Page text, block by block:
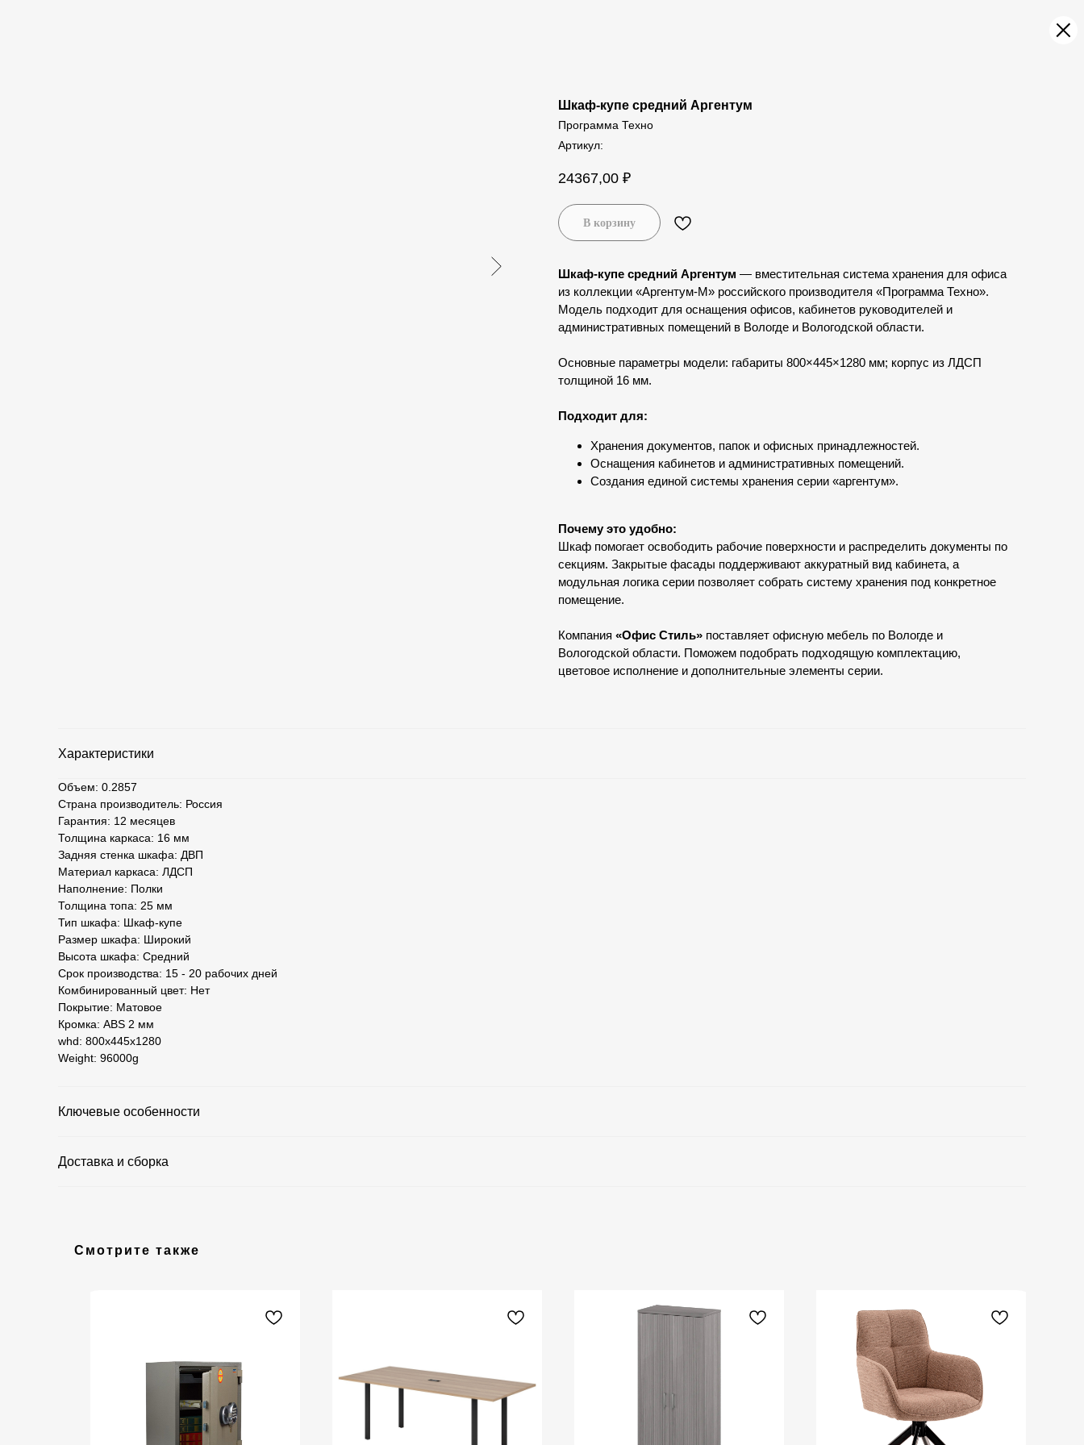
Шкаф-купе средний Аргентум
Программа Техно
Артикул:
24367,00 ₽
В корзину
Шкаф-купе средний Аргентум — вместительная система хранения для офиса
из коллекции «Аргентум-М» российского производителя «Программа Техно».
Модель подходит для оснащения офисов, кабинетов руководителей и
административных помещений в Вологде и Вологодской области.
Основные параметры модели: габариты 800×445×1280 мм; корпус из ЛДСП
толщиной 16 мм.
Подходит для:
Хранения документов, папок и офисных принадлежностей.
Оснащения кабинетов и административных помещений.
Создания единой системы хранения серии «аргентум».
Почему это удобно:
Шкаф помогает освободить рабочие поверхности и распределить документы по
секциям. Закрытые фасады поддерживают аккуратный вид кабинета, а
модульная логика серии позволяет собрать систему хранения под конкретное
помещение.
Компания «Офис Стиль» поставляет офисную мебель по Вологде и
Вологодской области. Поможем подобрать подходящую комплектацию,
цветовое исполнение и дополнительные элементы серии.
Характеристики
Объем: 0.2857
Страна производитель: Россия
Гарантия: 12 месяцев
Толщина каркаса: 16 мм
Задняя стенка шкафа: ДВП
Материал каркаса: ЛДСП
Наполнение: Полки
Толщина топа: 25 мм
Тип шкафа: Шкаф-купе
Размер шкафа: Широкий
Высота шкафа: Средний
Срок производства: 15 - 20 рабочих дней
Комбинированный цвет: Нет
Покрытие: Матовое
Кромка: ABS 2 мм
whd: 800x445x1280
Weight: 96000g
Ключевые особенности
Доставка и сборка
Смотрите также